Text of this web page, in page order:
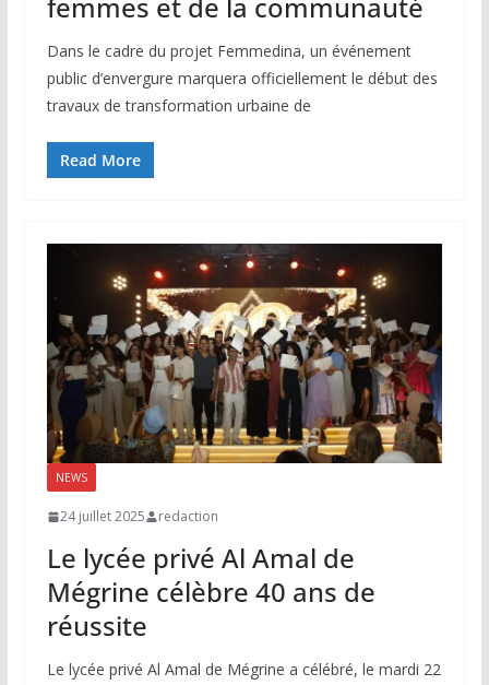
Dans le cadre du projet Femmedina, un événement
public d’envergure marquera officiellement le début des
travaux de transformation urbaine de
Read More
NEWS
24 juillet 2025 redaction
Le lycée privé Al Amal de
Mégrine célèbre 40 ans de
réussite
Le lycée privé Al Amal de Mégrine a célébré, le mardi 22